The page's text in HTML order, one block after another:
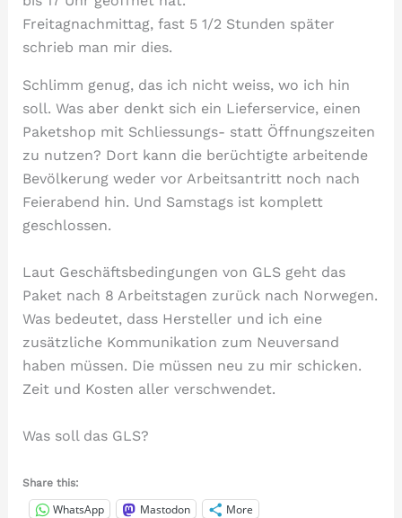
Freitagnachmittag, fast 5 1/2 Stunden später
schrieb man mir dies.
Schlimm genug, das ich nicht weiss, wo ich hin
soll. Was aber denkt sich ein Lieferservice, einen
Paketshop mit Schliessungs- statt Öffnungszeiten
zu nutzen? Dort kann die berüchtigte arbeitende
Bevölkerung weder vor Arbeitsantritt noch nach
Feierabend hin. Und Samstags ist komplett
geschlossen.
Laut Geschäftsbedingungen von GLS geht das
Paket nach 8 Arbeitstagen zurück nach Norwegen.
Was bedeutet, dass Hersteller und ich eine
zusätzliche Kommunikation zum Neuversand
haben müssen. Die müssen neu zu mir schicken.
Zeit und Kosten aller verschwendet.
Was soll das GLS?
Share this:
WhatsApp Mastodon More